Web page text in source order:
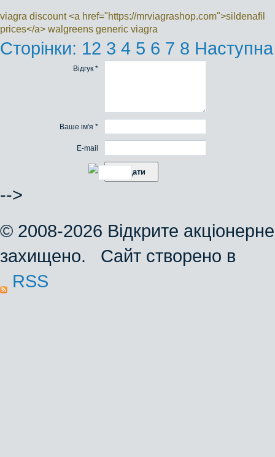
viagra discount <a href="https://mrviagrashop.com">sildenafil
prices</a> walgreens generic viagra
Сторінки: 12 3 4 5 6 7 8
Відгук *
Ваше ім'я *
E-mail
-->
© 2008-2026 Відкрите
захищено. Сайт створено в
RSS